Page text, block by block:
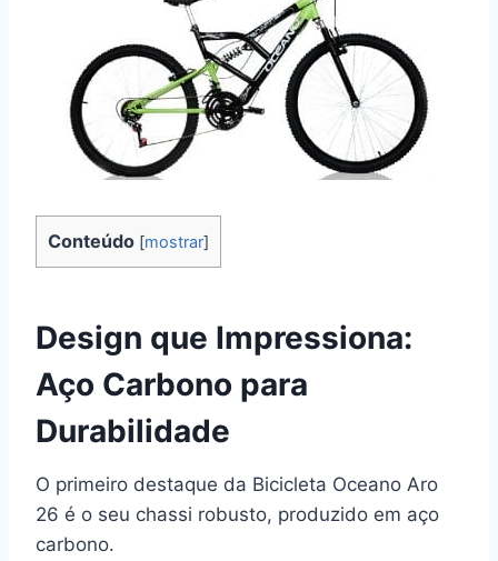
Conteúdo [mostrar]
Design que Impressiona:
Aço Carbono para
Durabilidade
O primeiro destaque da Bicicleta Oceano Aro
26 é o seu chassi robusto, produzido em aço
carbono.